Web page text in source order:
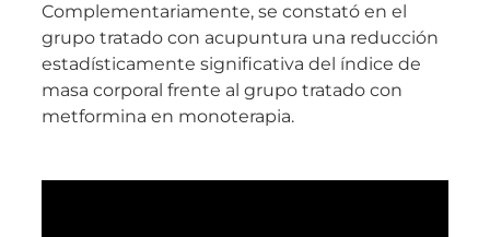
Complementariamente, se constató en el
grupo tratado con acupuntura una reducción
estadísticamente significativa del índice de
masa corporal frente al grupo tratado con
metformina en monoterapia.